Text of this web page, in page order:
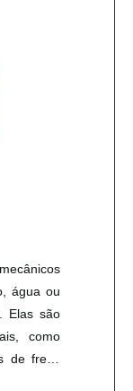
água ou
Elas são
como
de freio,
de